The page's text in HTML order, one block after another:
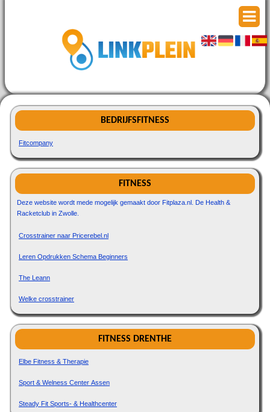
BEDRIJFSFITNESS
Fitcompany
FITNESS
Deze website wordt mede mogelijk gemaakt door Fitplaza.nl. De Health &
Racketclub in Zwolle.
Crosstrainer naar Pricerebel.nl
Leren Opdrukken Schema Beginners
The Leann
Welke crosstrainer
FITNESS DRENTHE
Elbe Fitness & Therapie
Sport & Welness Center Assen
Steady Fit Sports- & Healthcenter